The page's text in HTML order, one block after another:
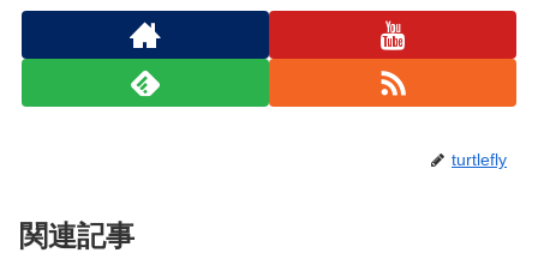
turtlefly
関連記事